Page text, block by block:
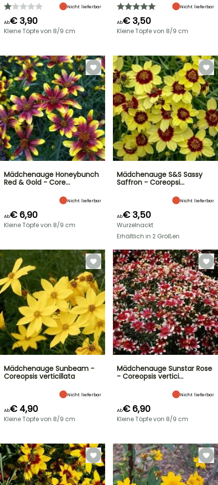
Nicht lieferbar
Ab€ 3,90
Kleine Töpfe von 8/9 cm
Nicht lieferbar
Ab€ 3,50
Kleine Töpfe von 8/9 cm
Mädchenauge Honeybunch
Red & Gold - Core…
Nicht lieferbar
Ab€ 6,90
Kleine Töpfe von 8/9 cm
Mädchenauge S&S Sassy
Saffron - Coreopsi…
Nicht lieferbar
Ab€ 3,50
Wurzelnackt
Erhältlich in 2 Größen
Mädchenauge Sunbeam -
Coreopsis verticillata
Nicht lieferbar
Ab€ 4,90
Kleine Töpfe von 8/9 cm
Mädchenauge Sunstar Rose
- Coreopsis vertici…
Nicht lieferbar
Ab€ 6,90
Kleine Töpfe von 8/9 cm